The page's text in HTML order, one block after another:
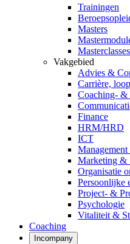
Trainingen
Masters
Masterclasses
Vakgebied
Advies &
Carrière,
Coaching- &
Finance
HRM/HRD
ICT
Marketing &
Organisatie
Persoonlijke
Project- &
Psychologie
Vitaliteit &
Coaching
Incompany